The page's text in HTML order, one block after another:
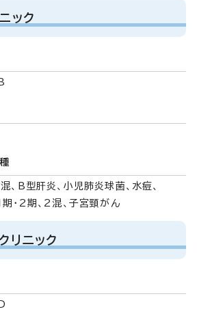
ック
、B型肝炎、小児肺炎球菌、水痘、
・2期、2混、子宮頸がん
リニック